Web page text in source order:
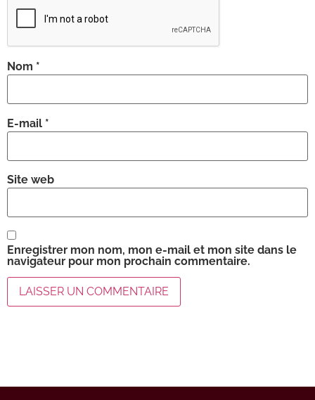
Nom *
E-mail *
Site web
Enregistrer mon nom, mon e-mail et mon site dans le
navigateur pour mon prochain commentaire.